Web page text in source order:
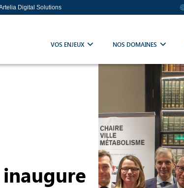
Digital Solutions
VOS ENJEUX NOS DOMAINES
inaugure